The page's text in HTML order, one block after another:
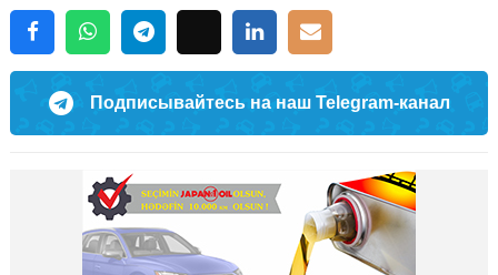
Подписывайтесь на наш Telegram-канал